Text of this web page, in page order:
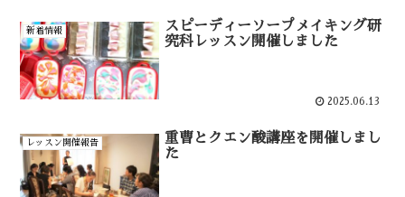
新着情報
スピーディーソープメイキング研
究科レッスン開催しました
2025.06.13
レッスン開催報告
重曹とクエン酸講座を開催しまし
た